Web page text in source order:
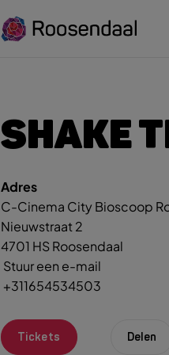
Wandelen
Eten &
Activiteiten
Plan je
SHAKE
Adres
C-Cinema City Bioscoop
Nieuwstraat 2
4701 HS Roosendaal
Stuur een e-mail
+311654534503
Tickets Delen